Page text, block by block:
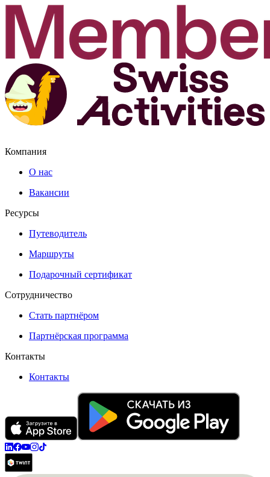
Компания
О нас
Вакансии
Ресурсы
Путеводитель
Маршруты
Подарочный сертификат
Сотрудничество
Стать партнёром
Партнёрская программа
Контакты
Контакты